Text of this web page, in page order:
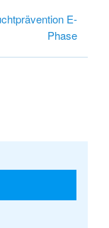
E-
Phase